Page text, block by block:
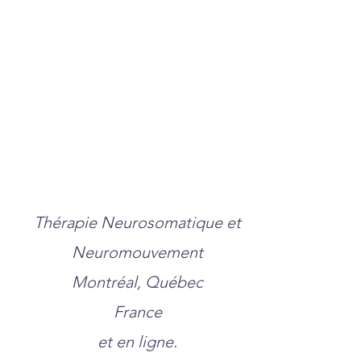
Thérapie Neurosomatique et
Neuromouvement
Montréal, Québec
France
et en ligne.